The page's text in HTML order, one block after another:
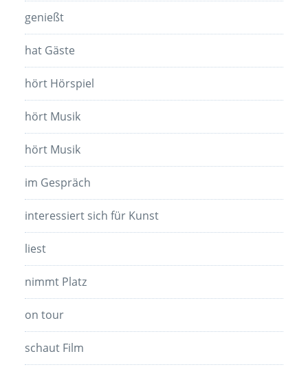
genießt
hat Gäste
hört Hörspiel
hört Musik
hört Musik
im Gespräch
interessiert sich für Kunst
liest
nimmt Platz
on tour
schaut Film